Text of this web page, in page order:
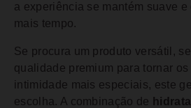
a experiência se mantém suave
mais tempo.
Se procura um produto versátil,
qualidade premium para tornar
intimidade mais especiais, este
escolha. A combinação de